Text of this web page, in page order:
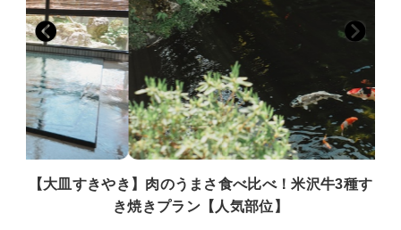
料理
・お子様ランチ、朝食、布団つき（大人料金の５０％）
・お子様ランチ、朝食つき、布団なし（大人料金の４
０％）
・布団のみ（３０００円）
・１歳以上、食事、布団なし（１５００円）
※小学生でもお子様ランチをご希望の場合、幼児（食事・布
団あり）をご選択ください。
■ご案内■
・チェックイン１５：００ チェックアウト１０：００
【大皿すきやき】肉のうまさ食べ比べ！米沢牛3種す
き焼きプラン【人気部位】